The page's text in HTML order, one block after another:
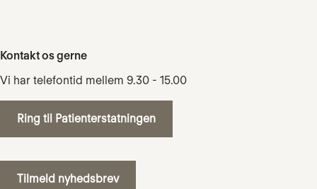
Kontakt os gerne
Vi har telefontid mellem 9.30 - 15.00
Ring til Patienterstatningen
Tilmeld nyhedsbrev